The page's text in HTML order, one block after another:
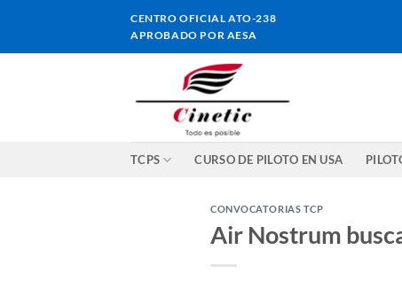
contenido
CENTRO OFICIAL ATO-238
APROBADO POR AESA
TCPS CURSO DE PILOTO EN USA
CONVOCATORIAS TCP
Air Nostrum